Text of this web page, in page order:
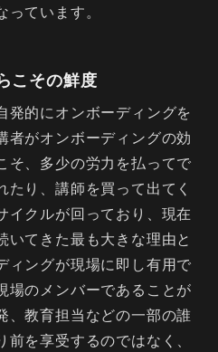
ています。
こその鮮度
発的にオンボーディングを
者がオンボーディングの効
そ、多少の労力を払ってで
り、講師を買って出てく
イクルが回っており、現在
いてきた最も大きな理由と
ィングが現場に即し有用で
場のメンバーであることが
、教育担当などの一部の誰
を享受するのではなく、